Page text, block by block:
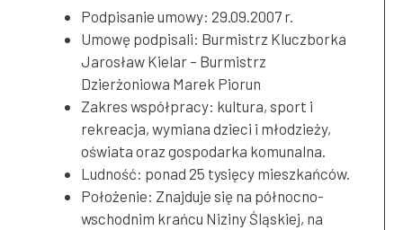
Podpisanie umowy: 29.09.2007 r.
Umowę podpisali: Burmistrz Kluczborka
Jarosław Kielar – Burmistrz
Dzierżoniowa Marek Piorun
Zakres współpracy: kultura, sport i
rekreacja, wymiana dzieci i młodzieży,
oświata oraz gospodarka komunalna.
Ludność: ponad 25 tysięcy mieszkańców.
Położenie: Znajduje się na północno-
wschodnim krańcu Niziny Śląskiej, na